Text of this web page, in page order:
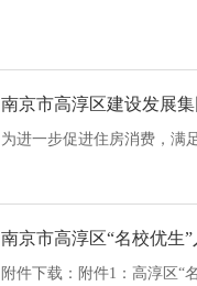
南京市高淳区建设发展
为进一步促进住房消费，满
南京市高淳区“名校优生
附件下载：附件1：高淳区“